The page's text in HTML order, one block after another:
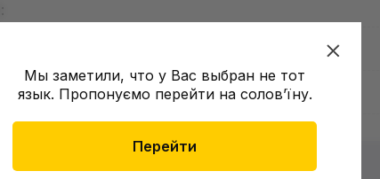
Мы заметили, что у Вас выбран не тот
язык. Пропонуємо перейти на соловʼїну.
Перейти